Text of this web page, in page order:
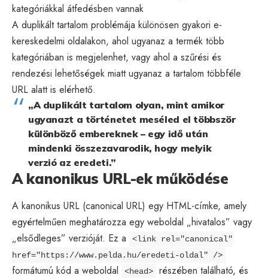
kategóriákkal átfedésben vannak
A duplikált tartalom problémája különösen gyakori e-
kereskedelmi oldalakon, ahol ugyanaz a termék több
kategóriában is megjelenhet, vagy ahol a szűrési és
rendezési lehetőségek miatt ugyanaz a tartalom többféle
URL alatt is elérhető.
„A duplikált tartalom olyan, mint amikor
ugyanazt a történetet meséled el többször
különböző embereknek – egy idő után
mindenki összezavarodik, hogy melyik
verzió az eredeti.”
A kanonikus URL-ek működése
A kanonikus URL (canonical URL) egy HTML-címke, amely
egyértelműen meghatározza egy weboldal „hivatalos” vagy
„elsődleges” verzióját. Ez a
<link rel="canonical"
href="https://www.pelda.hu/eredeti-oldal" />
formátumú kód a weboldal <head>
részében található, és